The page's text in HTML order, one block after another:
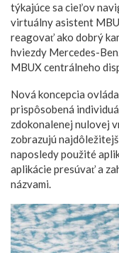
týkajúce sa cieľov
virtuálny asistent
reagovať ako dobrý
hviezdy Mercedes-
MBUX centrálneho
Nová koncepcia
prispôsobená
zdokonalenej nulovej
zobrazujú
naposledy použité
aplikácie presúvať a
názvami.